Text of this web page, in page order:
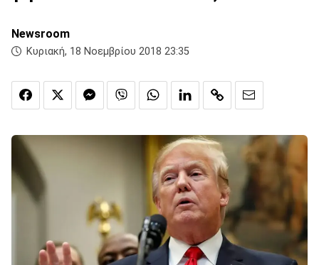
Newsroom
Κυριακή, 18 Νοεμβρίου 2018 23:35